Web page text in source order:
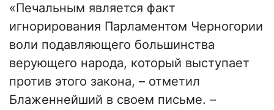
«Печальным является факт
игнорирования Парламентом Черногории
воли подавляющего большинства
верующего народа, который выступает
против этого закона, – отметил
Блаженнейший в своем письме. –